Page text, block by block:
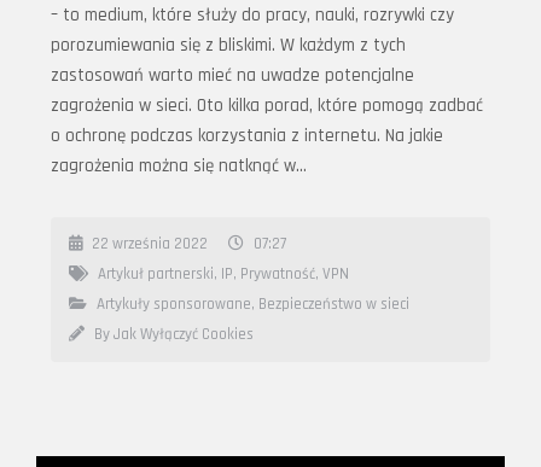
– to medium, które służy do pracy, nauki, rozrywki czy
porozumiewania się z bliskimi. W każdym z tych
zastosowań warto mieć na uwadze potencjalne
zagrożenia w sieci. Oto kilka porad, które pomogą zadbać
o ochronę podczas korzystania z internetu. Na jakie
zagrożenia można się natknąć w…
22 września 2022
07:27
Artykuł partnerski, IP, Prywatność, VPN
Artykuły sponsorowane, Bezpieczeństwo w sieci
By Jak Wyłączyć Cookies